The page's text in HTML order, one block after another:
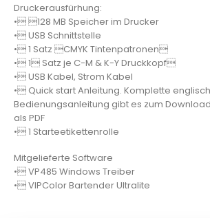
Druckerausfürhung:
• 128 MB Speicher im Drucker
• USB Schnittstelle
• 1 Satz CMYK Tintenpatronen
• 1 Satz je C-M & K-Y Druckkopf
• USB Kabel, Strom Kabel
• Quick start Anleitung. Komplette
Bedienungsanleitung gibt es zum
als PDF
• 1 Starteetikettenrolle
Mitgelieferte Software
• VP485 Windows Treiber
• VIPColor Bartender Ultralite